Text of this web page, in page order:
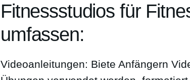
Fitnessstudios für
umfassen:
Videoanleitungen: Biete Anfängern